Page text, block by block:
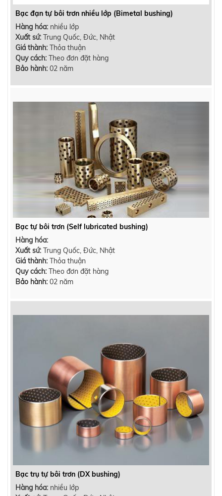
Bạc đạn tự bôi trơn nhiều lớp (Bimetal bushing)
Hàng hóa: nhiều lớp
Xuất sứ: Trung Quốc, Đức, Nhật
Giá thành: Thỏa thuận
Quy cách: Theo đơn đặt hàng
Bảo hành: 02 năm
Bạc tự bôi trơn (Self lubricated bushing)
Hàng hóa:
Xuất sứ: Trung Quốc, Đức, Nhật
Giá thành: Thỏa thuận
Quy cách: Theo đơn đặt hàng
Bảo hành: 02 năm
Bạc trụ tự bôi trơn (DX bushing)
Hàng hóa: nhiều lớp